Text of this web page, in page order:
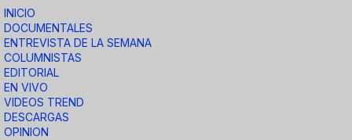
INICIO
DOCUMENTALES
ENTREVISTA DE LA SEMANA
COLUMNISTAS
EDITORIAL
EN VIVO
VIDEOS TREND
DESCARGAS
OPINION